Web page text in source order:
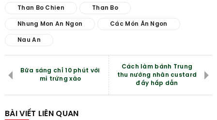
Than Bo Chien Than Bo
Nhung Mon An Ngon Các Món Ăn Ngon
Nau An
Bữa sáng chỉ 10 phút với
mì trứng xào
Cách làm bánh Trung
thu nướng nhân custard
đầy hấp dẫn
BÀI VIẾT LIÊN QUAN